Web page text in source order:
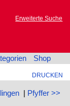
Erweiterte Suche
Shop
DRUCKEN
| Pfyffer >>